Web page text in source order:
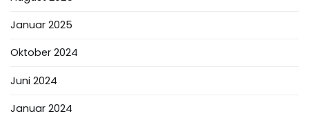
Januar 2025
Oktober 2024
Juni 2024
Januar 2024